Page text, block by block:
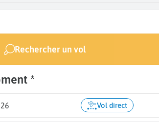
Annaba (AAE)
Rechercher un vol
*
Vol direct